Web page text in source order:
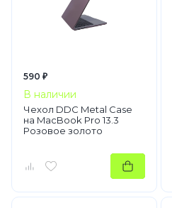
590 ₽
В наличии
Чехол DDC Metal Case
на MacBook Pro 13.3
Розовое золото